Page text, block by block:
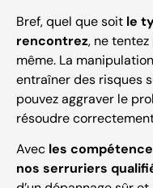
Bref, quel que soit le
rencontrez, ne
même. La
entraîner des risques
pouvez aggraver le
résoudre
Avec les
nos serruriers